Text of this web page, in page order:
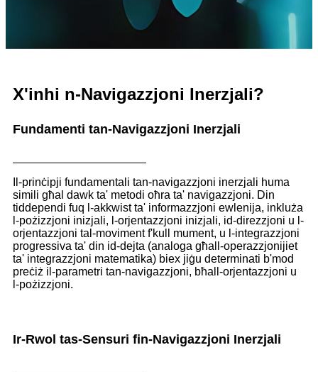
X'inhi n-Navigazzjoni Inerzjali?
Fundamenti tan-Navigazzjoni Inerzjali
Il-prinċipji fundamentali tan-navigazzjoni inerzjali huma
simili għal dawk ta' metodi oħra ta' navigazzjoni. Din
tiddependi fuq l-akkwist ta' informazzjoni ewlenija, inkluża
l-pożizzjoni inizjali, l-orjentazzjoni inizjali, id-direzzjoni u l-
orjentazzjoni tal-moviment f'kull mument, u l-integrazzjoni
progressiva ta' din id-dejta (analoga għall-operazzjonijiet
ta' integrazzjoni matematika) biex jiġu determinati b'mod
preċiż il-parametri tan-navigazzjoni, bħall-orjentazzjoni u
l-pożizzjoni.
Ir-Rwol tas-Sensuri fin-Navigazzjoni Inerzjali